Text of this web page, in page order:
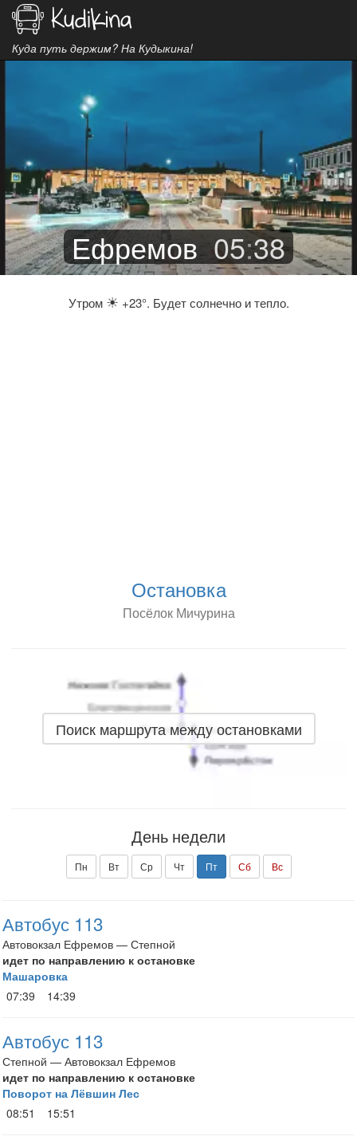
Куда путь держим? На Кудыкина!
Ефремов 05:38
Утром ☀ +23°. Будет солнечно и тепло.
Остановка
Посёлок Мичурина
Поиск маршрута между остановками
День недели
Пн Вт Ср Чт Пт Сб Вс
Автобус 113
Автовокзал Ефремов — Степной
идет по направлению к остановке
Машаровка
07:39
14:39
Автобус 113
Степной — Автовокзал Ефремов
идет по направлению к остановке
Поворот на Лёвшин Лес
08:51
15:51